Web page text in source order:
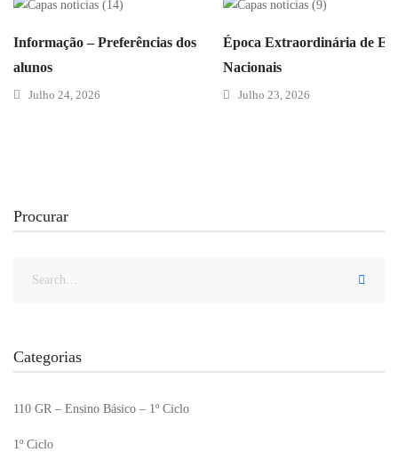
Informação – Preferências dos
alunos
Julho 24, 2026
Época Extraordinária de
Nacionais
Julho 23, 2026
Procurar
Categorias
110 GR – Ensino Básico – 1º Ciclo
1º Ciclo